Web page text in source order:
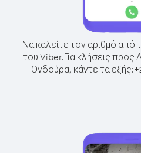
Να καλείτε τον αριθμό από
του Viber.Για κλήσεις
Ονδούρα, κάντε τα εξής:+